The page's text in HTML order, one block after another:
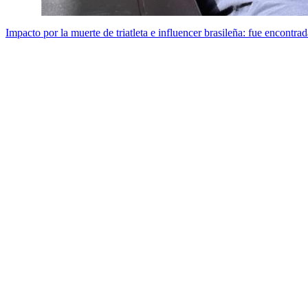
Impacto por la muerte de triatleta e influencer brasileña: fue